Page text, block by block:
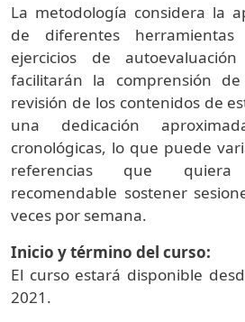
La metodología considera la
de diferentes
ejercicios de
facilitarán la comprensión
revisión de los contenidos de
una dedicación
cronológicas, lo que puede
referencias que
recomendable sostener
veces por semana.
Inicio y término del curso:
El curso estará disponible
2021.